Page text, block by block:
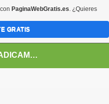
ENRIQUE CADICAMO: VIDA Y OBRA
PaginaWebGratis.es. ¿Quieres
GRATIS